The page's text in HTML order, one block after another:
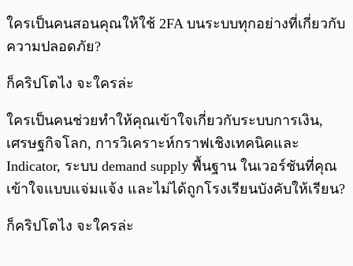
ใครเป็นคนสอนคุณให้ใช้ 2FA บนระบบทุกอย่างที่เกี่ยวกับ
ความปลอดภัย?
ก็คริปโตไง จะใครล่ะ
ใครเป็นคนช่วยทำให้คุณเข้าใจเกี่ยวกับระบบการเงิน,
เศรษฐกิจโลก, การวิเคราะห์กราฟเชิงเทคนิคและ
Indicator, ระบบ demand supply พื้นฐาน ในเวอร์ชันที่คุณ
เข้าใจแบบแจ่มแจ้ง และไม่ได้ถูกโรงเรียนบังคับให้เรียน?
ก็คริปโตไง จะใครล่ะ